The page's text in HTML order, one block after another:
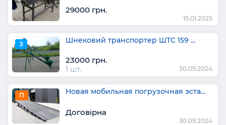
29000 грн.
15.01.2025
З Шнековий транспортер ШТС 159 ...
23000 грн.
1 шт. 30.09.2024
П Новая мобильная погрузочная эста...
Договірна
30.09.2024